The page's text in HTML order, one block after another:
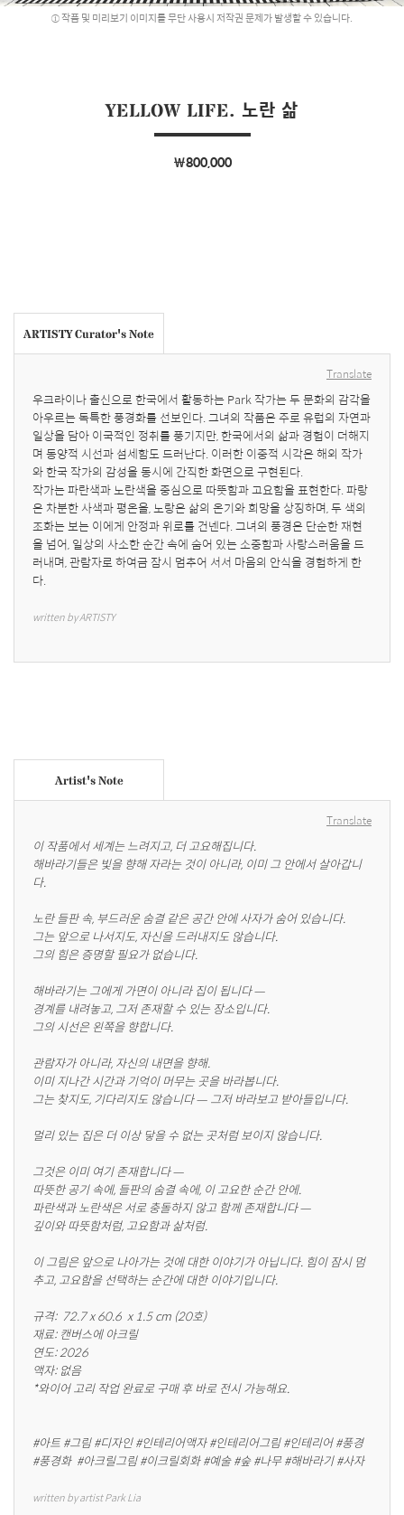
작품 및 미리보기 이미지를 무단 사용시 저작권 문제가 발생할 수 있습니다.
YELLOW LIFE. 노란 삶
￦800,000
ARTISTY Curator's Note
Translate
우크라이나 출신으로 한국에서 활동하는 Park 작가는 두 문화의 감각을
아우르는 독특한 풍경화를 선보인다. 그녀의 작품은 주로 유럽의 자연과
일상을 담아 이국적인 정취를 풍기지만, 한국에서의 삶과 경험이 더해지
며 동양적 시선과 섬세함도 드러난다. 이러한 이중적 시각은 해외 작가
와 한국 작가의 감성을 동시에 간직한 화면으로 구현된다.
작가는 파란색과 노란색을 중심으로 따뜻함과 고요함을 표현한다. 파랑
은 차분한 사색과 평온을, 노랑은 삶의 온기와 희망을 상징하며, 두 색의
조화는 보는 이에게 안정과 위로를 건넨다. 그녀의 풍경은 단순한 재현
을 넘어, 일상의 사소한 순간 속에 숨어 있는 소중함과 사랑스러움을 드
러내며, 관람자로 하여금 잠시 멈추어 서서 마음의 안식을 경험하게 한
다.
written by ARTISTY
Artist's Note
Translate
이 작품에서 세계는 느려지고, 더 고요해집니다.
해바라기들은 빛을 향해 자라는 것이 아니라, 이미 그 안에서 살아갑니
다.
노란 들판 속, 부드러운 숨결 같은 공간 안에 사자가 숨어 있습니다.
그는 앞으로 나서지도, 자신을 드러내지도 않습니다.
그의 힘은 증명할 필요가 없습니다.
해바라기는 그에게 가면이 아니라 집이 됩니다 —
경계를 내려놓고, 그저 존재할 수 있는 장소입니다.
그의 시선은 왼쪽을 향합니다.
관람자가 아니라, 자신의 내면을 향해.
이미 지나간 시간과 기억이 머무는 곳을 바라봅니다.
그는 찾지도, 기다리지도 않습니다 — 그저 바라보고 받아들입니다.
멀리 있는 집은 더 이상 닿을 수 없는 곳처럼 보이지 않습니다.
그것은 이미 여기 존재합니다 —
따뜻한 공기 속에, 들판의 숨결 속에, 이 고요한 순간 안에.
파란색과 노란색은 서로 충돌하지 않고 함께 존재합니다 —
깊이와 따뜻함처럼, 고요함과 삶처럼.
이 그림은 앞으로 나아가는 것에 대한 이야기가 아닙니다. 힘이 잠시 멈
추고, 고요함을 선택하는 순간에 대한 이야기입니다.
규격:  72.7 x 60.6  x 1.5 cm (20호)
재료: 캔버스에 아크릴
연도: 2026
액자: 없음
*와이어 고리 작업 완료로 구매 후 바로 전시 가능해요.
#아트 #그림 #디자인 #인테리어액자 #인테리어그림 #인테리어 #풍경
#풍경화  #아크릴그림 #이크릴회화 #예술 #숲 #나무 #해바라기 #사자
written by artist Park Lia